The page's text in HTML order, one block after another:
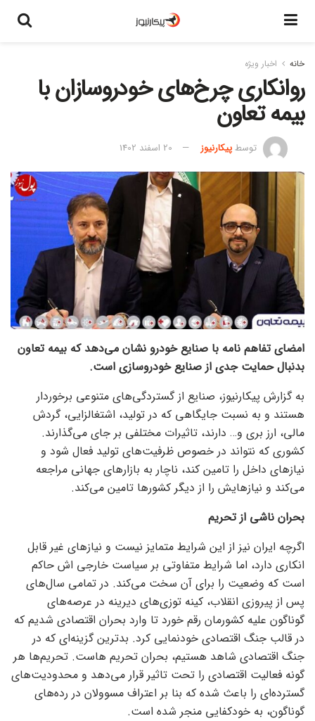
خانه اخبار ویژه
روانکاری چرخ‌های خودروسازان با
بیمه تعاون
توسطپیکارنیوز 20 اسفند 1402
امضای تفاهم نامه با صنایع خودرو نشان می‌دهد که بیمه تعاون
بدنبال حمایت جدی از صنایع خودروسازی است.
به گزارش پیکارنیوز، صنایع از گستردگی‌های متنوعی برخوردار
هستند و به نسبت جایگاهی که در تولید، اشتغالزایی، گردش
مالی، ارز بری و… دارند، تاثیرات مختلفی بر جای می‌گذارند.
کشوری که نتواند در خصوص ظرفیت‌های تولید فعال شود و
نیاز‌های داخل را تامین کند، ناچار به بازار‌های جهانی مراجعه
می‌کند و نیازهایش را از دیگر کشور‌ها تامین می‌کند.
بحران ناشی از تحریم
اگرچه ایران نیز از این شرایط متمایز نیست و نیاز‌های غیر قابل
انکاری دارد، اما شرایط متفاوتی بر سیاست خارجی اش حاکم
است که وضعیت را برای آن سخت می‌کند. در تمامی سال‌های
پس از پیروزی انقلاب، کینه توزی‌های دیرینه در عرصه‌های
گوناگون علیه کشورمان رقم خورد تا وارد بحران اقتصادی شدیم که
در قالب جنگ اقتصادی خودنمایی کرد. بدترین گزینه‌ای که در
جنگ اقتصادی شاهد هستیم، بحران تحریم هاست. تحریم‌ها هر
گونه فعالیت اقتصادی را تحت تاثیر قرار می‌دهد و محدودیت‌های
گسترده‌ای را باعث شده که بنا بر اعتراف مسوولان در رده‌های
گوناگون، به خودکفایی منجر شده است.